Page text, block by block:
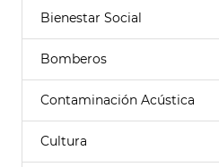
Bienestar Social
Bomberos
Contaminación Acústica
Cultura